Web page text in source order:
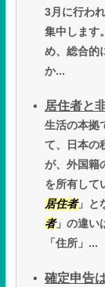
3月に行わ
集中します
め、総合的
か...
居住者と
生活の本拠
て、日本の
が、外国籍
を所有して
居住者」と
者」の違い
「住所」...
確定申告